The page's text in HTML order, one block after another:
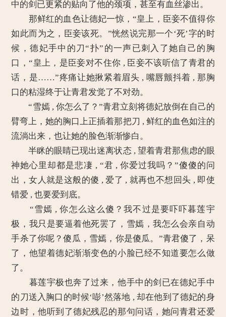
中的剑已更紧的贴向了他的颈项，甚至有血丝渗出。
那鲜红的血色让德妃一惊，“皇上，臣妾不值得你
如此而为之，臣妾该死。”恍然说完那一个‘死’字的时
候，德妃手中的刀“扑”的一声已刺入了她自己的胸
口，“皇上，是臣妾对不住你 , 臣妾不该听信了青君的
话，是……”疼痛让她揪紧着眉头 , 嘴唇颤抖着 , 那胸
口的粘湿终于让青君发觉了不对劲。
“雪嫣 , 你怎么了？”青君立刻将德妃放倒在自己的
臂弯上，她的胸口上正插着那把刀 , 鲜红的血色如注的
流淌出来，也让她的脸色渐渐惨白。
半眯的眼睛已现出迷离状态 , 望着青君那焦虑的眼
神她心里却都是悲凄 , “君 , 你爱过我吗？”傻傻的问
出，女人就是这般的傻 , 爱了 , 就再也不想回头 , 即使
错爱 , 也要爱到底。
“雪嫣 , 你怎么这么傻？我不过是要吓吓暮莲宇
极，我只是要逼着他死罢了，雪嫣，我怎么会亲自动
手杀了你呢？傻瓜，雪嫣，你是傻瓜。”青君傻了，呆
了，他望着德妃渐渐变色的小脸已经不知道要怎么做
了。
暮莲宇极也奔了过来，他手中的剑已在德妃手中
的刀送入胸口的时候‘嘭’然落地 , 却在他到了德妃的身
边时，他听到了德妃残忍的那句问话，她问青君还爱